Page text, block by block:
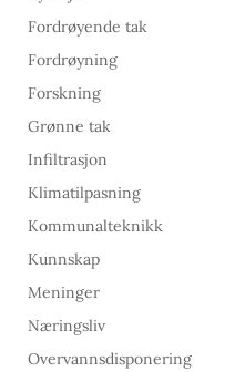
Fordrøyende tak
Fordrøyning
Forskning
Grønne tak
Infiltrasjon
Klimatilpasning
Kommunalteknikk
Kunnskap
Meninger
Næringsliv
Overvannsdisponering